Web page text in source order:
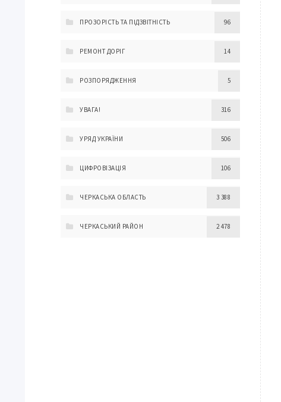
ПРОЗОРІСТЬ ТА ПІДЗВІТНІСТЬ 96
РЕМОНТ ДОРІГ 14
РОЗПОРЯДЖЕННЯ 5
УВАГА! 316
УРЯД УКРАЇНИ 506
ЦИФРОВІЗАЦІЯ 106
ЧЕРКАСЬКА ОБЛАСТЬ 3 388
ЧЕРКАСЬКИЙ РАЙОН 2 478